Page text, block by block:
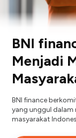
BNI
Menjadi
BNI finance
yang unggul dalam
masyarakat